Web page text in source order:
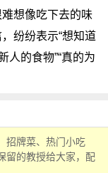
想像吃下去的味
纷纷表示“想知道
人的食物”“真的为
招牌菜、热门小吃
留的教授给大家，配